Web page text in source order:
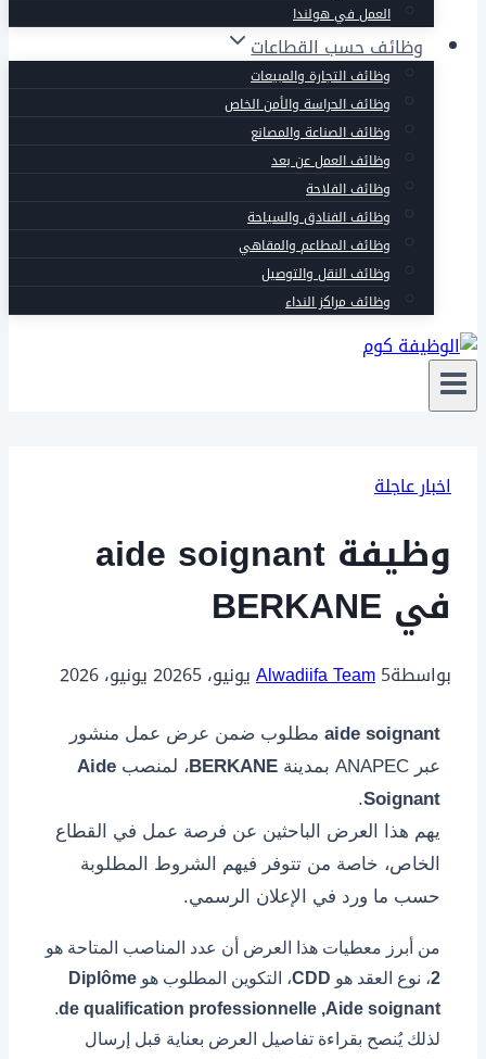
العمل في هولندا
وظائف حسب القطاعات
وظائف التجارة والمبيعات
وظائف الحراسة والأمن الخاص
وظائف الصناعة والمصانع
وظائف العمل عن بعد
وظائف الفلاحة
وظائف الفنادق والسياحة
وظائف المطاعم والمقاهي
وظائف النقل والتوصيل
وظائف مراكز النداء
اخبار عاجلة
وظيفة aide soignant
في BERKANE
بواسطة Alwadiifa Team5 يونيو، 2026 5 يونيو، 2026
aide soignant مطلوب ضمن عرض عمل منشور
عبر ANAPEC بمدينة
BERKANE ، لمنصب Aide
Soignant
.
يهم هذا العرض الباحثين عن فرصة عمل في القطاع
الخاص، خاصة من تتوفر فيهم الشروط المطلوبة
حسب ما ورد في الإعلان الرسمي.
من أبرز معطيات هذا العرض أن عدد المناصب المتاحة هو
2، نوع العقد هو CDD، التكوين المطلوب هو Diplôme
de qualification professionnelle ,Aide soignant
.
لذلك يُنصح بقراءة تفاصيل العرض بعناية قبل إرسال